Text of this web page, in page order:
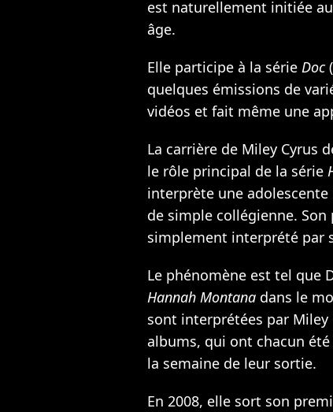
est naturellement initiée
âge.
Elle participe à la série Doc
quelques émissions de
vidéos et fait même une
La carrière de Miley Cyrus
le rôle principal de la série
interprète une
de simple collégienne.
simplement interprété par
Le phénomène est tel que
Hannah Montana dans le
sont interprétées par Miley
albums, qui ont chacun
la semaine de leur sortie.
En 2008, elle sort son